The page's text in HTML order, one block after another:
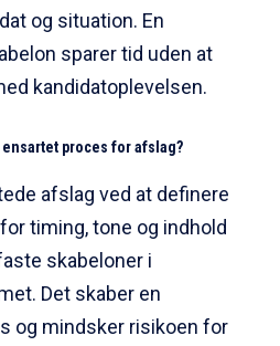
og situation. En
sparer tid uden at
kandidatoplevelsen.
ensartet proces for afslag?
afslag ved at definere
timing, tone og indhold
skabeloner i
Det skaber en
og mindsker risikoen for